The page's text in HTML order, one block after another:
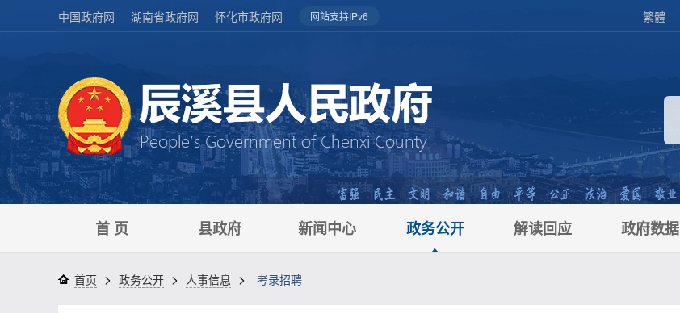
中国政府网 湖南省政府网 怀化市政府网 网站支持IPv6 繁體
首 页 县政府 新闻中心 政务公开 解读回应 政府数据
首页 > 政务公开 > 人事信息 > 考录招聘